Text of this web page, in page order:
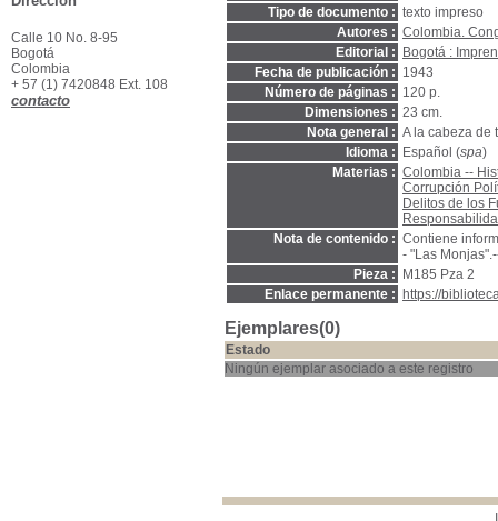
Tipo de documento : texto impreso
Autores : Colombia.
Editorial :
Bogotá :
Fecha de publicación : 1943
Número de páginas : 120 p.
Dimensiones : 23 cm.
Nota general : A la cabeza de
Idioma :
Español (spa)
Materias : Colombia --
Corrupción
Delitos de los
Nota de contenido : Contiene
- "Las
Pieza :
M185 Pza 2
Enlace permanente :
https://
Ejemplares(0)
Estado
Ningún ejemplar asociado a este registro
Calle 10 No. 8-95
Bogotá
Colombia
+ 57 (1) 7420848 Ext. 108
contacto